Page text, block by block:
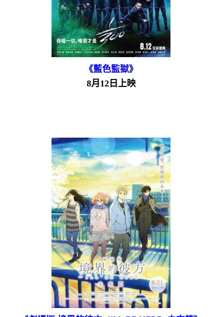
《藍色監獄》
8月12日上映